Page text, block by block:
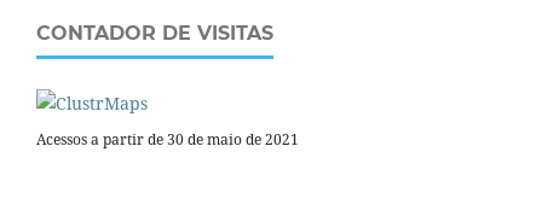
CONTADOR DE VISITAS
Acessos a partir de 30 de maio de 2021